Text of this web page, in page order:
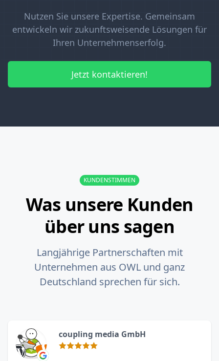
Nutzen Sie unsere Expertise. Gemeinsam
entwickeln wir zukunftsweisende Lösungen für
Ihren Unternehmenserfolg.
Jetzt kontaktieren!
KUNDENSTIMMEN
Was unsere Kunden
über uns sagen
Langjährige Partnerschaften mit
Unternehmen aus OWL und ganz
Deutschland sprechen für sich.
coupling media GmbH